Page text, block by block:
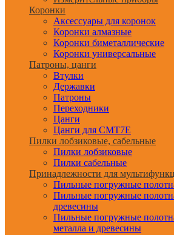
Коронки
Аксессуары для коронок
Коронки алмазные
Коронки биметаллические
Коронки универсальные
Патроны, цанги
Втулки
Державки
Патроны
Переходники
Цанги
Цанги для CMT7E
Пилки лобзиковые, сабельные
Пилки лобзиковые
Пилки сабельные
Принадлежности для
Пильные погружные
Пильные погружные
древесины
Пильные погружные
металла и древесины